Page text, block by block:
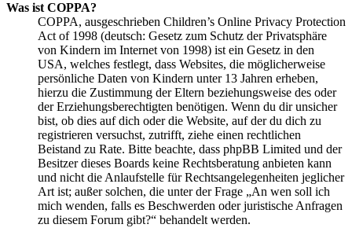
Was ist COPPA?
COPPA, ausgeschrieben Children’s Online Privacy Protection
Act of 1998 (deutsch: Gesetz zum Schutz der Privatsphäre
von Kindern im Internet von 1998) ist ein Gesetz in den
USA, welches festlegt, dass Websites, die möglicherweise
persönliche Daten von Kindern unter 13 Jahren erheben,
hierzu die Zustimmung der Eltern beziehungsweise des oder
der Erziehungsberechtigten benötigen. Wenn du dir unsicher
bist, ob dies auf dich oder die Website, auf der du dich zu
registrieren versuchst, zutrifft, ziehe einen rechtlichen
Beistand zu Rate. Bitte beachte, dass phpBB Limited und der
Besitzer dieses Boards keine Rechtsberatung anbieten kann
und nicht die Anlaufstelle für Rechtsangelegenheiten jeglicher
Art ist; außer solchen, die unter der Frage „An wen soll ich
mich wenden, falls es Beschwerden oder juristische Anfragen
zu diesem Forum gibt?“ behandelt werden.